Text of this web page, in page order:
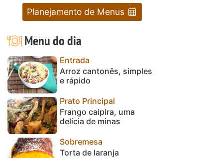
Planejamento de Menus
Menu do dia
Entrada
Arroz cantonês, simples
e rápido
Prato Principal
Frango caipira, uma
delícia de minas
Sobremesa
Torta de laranja